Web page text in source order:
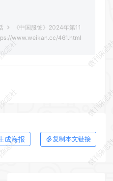
《中国服饰》2024年第11
www.weikan.cc/461.html
成海报 复制本文链接
志社
微刊杂
社
微刊杂
志社
微刊杂